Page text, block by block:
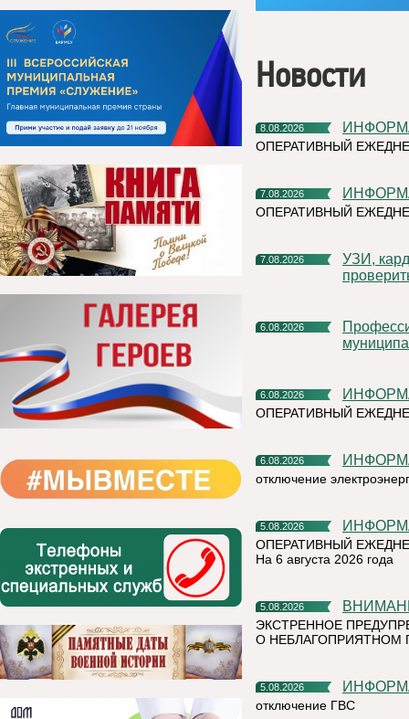
Новости
8.08.2026
ОПЕРАТИВНЫЙ
7.08.2026
ОПЕРАТИВНЫЙ
7.08.2026
УЗИ, кардиочек-ап и флюорограф: что можно успеть
6.08.2026
Профессиональное развитие в цифровом университете
6.08.2026
ОПЕРАТИВНЫЙ
6.08.2026
отключение
5.08.2026
ОПЕРАТИВНЫЙ
На 6 августа 2026 года
5.08.2026
ЭКСТРЕННОЕ
О НЕБЛАГОПРИЯТНОМ
5.08.2026
отключение ГВС